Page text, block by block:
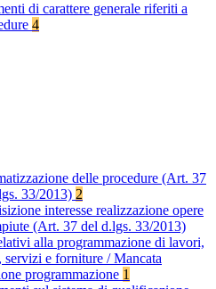
di carattere generale riferiti a
4
delle procedure (Art. 37
33/2013) 2
interesse realizzazione opere
(Art. 37 del d.lgs. 33/2013)
alla programmazione di lavori,
servizi e forniture / Mancata
programmazione 1